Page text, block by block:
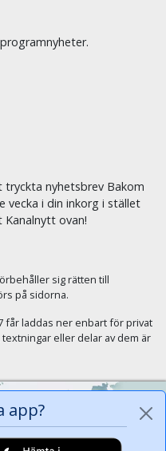
tryckta nyhetsbrev Bakom
vecka i din inkorg i stället
ovan!
app?
sig rätten till
på sidorna.
får laddas ner enbart för privat
eller delar av dem är
att Jesus Kristus